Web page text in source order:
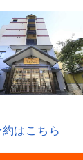
はこちら